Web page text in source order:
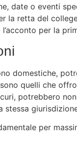
date o eventi
la retta del
per la
domestiche,
quelli che
potrebbero
stessa
per